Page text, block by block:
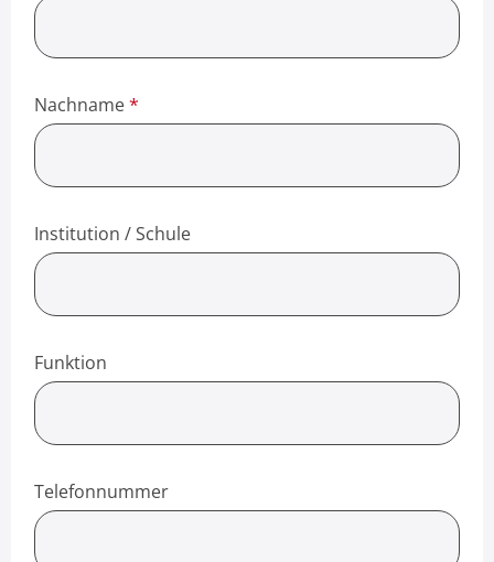
Nachname*
Institution / Schule
Funktion
Telefonnummer